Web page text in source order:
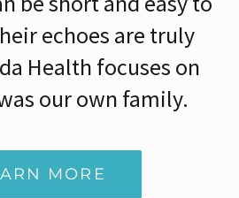
echoes are truly
Health focuses on
our own family.
MORE